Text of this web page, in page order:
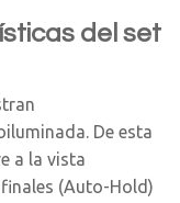
del set
De esta
a la vista
(Auto-Hold)